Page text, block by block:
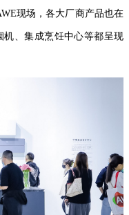
现场，各大厂商产品也在
、集成烹饪中心等都呈现